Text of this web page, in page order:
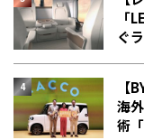
「
ぐ
【
海
術